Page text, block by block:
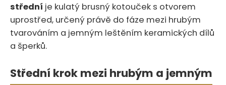
střední je kulatý brusný kotouček s otvorem
uprostřed, určený právě do fáze mezi hrubým
tvarováním a jemným leštěním keramických dílů
a šperků.
Střední krok mezi hrubým a jemným